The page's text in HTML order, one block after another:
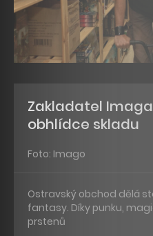
Zakladatel
obhlídce skladu
Foto: Imago
Ostravský obchod dělá
fantasy. Díky punku,
prstenů